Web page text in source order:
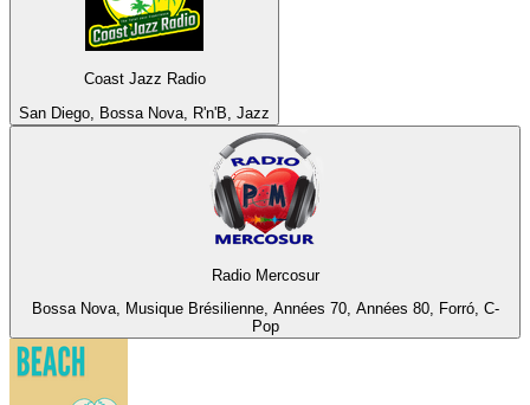
Coast Jazz Radio
San Diego, Bossa Nova, R'n'B, Jazz
Radio Mercosur
Bossa Nova, Musique Brésilienne, Années 70, Années 80, Forró, C-
Pop